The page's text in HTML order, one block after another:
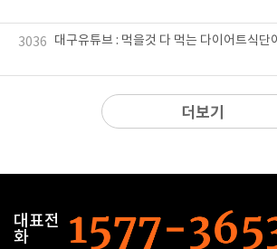
3036 대구유튜브 : 먹을것 다 먹는 다이어트식단
더보기
대표전
화